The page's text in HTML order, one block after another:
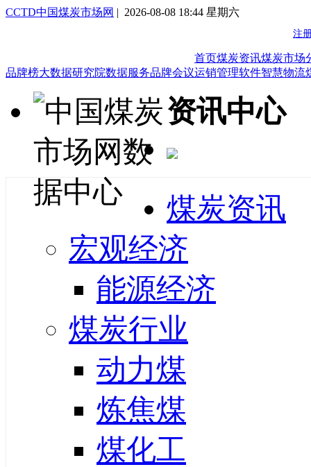
CCTD中国煤炭市场网 | 2026-08-08 18:44 星期六
首页煤炭资讯煤炭市场
品牌榜大数据研究院数据服务品牌会议运销管理软件智慧物流
资讯中心
煤炭资讯
宏观经济
能源经济
煤炭行业
动力煤
炼焦煤
煤化工